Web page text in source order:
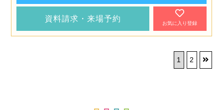
資料請求・来場予約
お気に入り登録
1 2